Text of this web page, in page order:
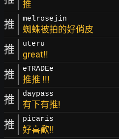
推
推 melrosejin
蜘蛛被拍的好俏皮
推 uteru
great!!
推 eTRADEe
推推 !!!
推 daypass
有下有推!
推 picaris
好喜歡!!